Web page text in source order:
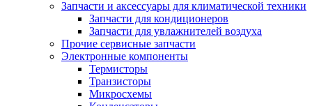
Запчасти и аксессуары для климатической техники
Запчасти для кондиционеров
Запчасти для увлажнителей воздуха
Прочие сервисные запчасти
Электронные компоненты
Термисторы
Транзисторы
Микросхемы